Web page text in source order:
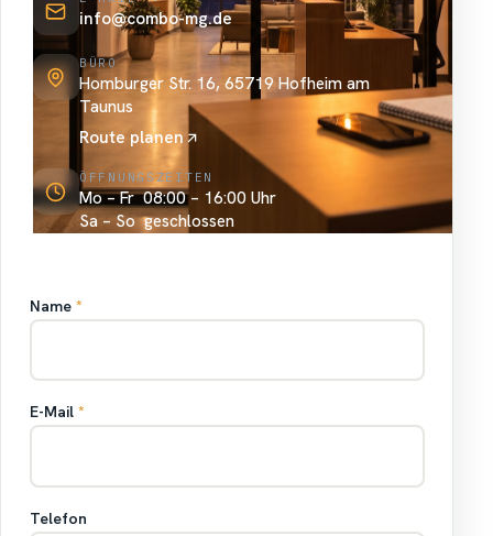
info@combo-mg.de
BÜRO
Homburger Str. 16, 65719 Hofheim am
Taunus
Route planen
ÖFFNUNGSZEITEN
Mo – Fr 08:00 – 16:00 Uhr
Sa – So geschlossen
Name *
E-Mail *
Telefon